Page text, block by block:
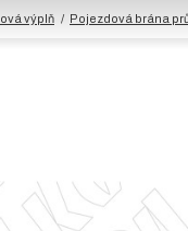
výplň Pojezdová brána